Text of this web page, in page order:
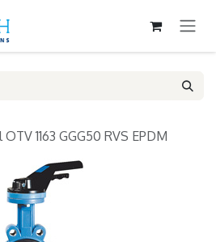
1163 GGG50 RVS EPDM